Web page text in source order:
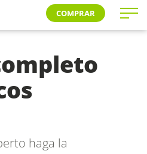
COMPRAR
haga la